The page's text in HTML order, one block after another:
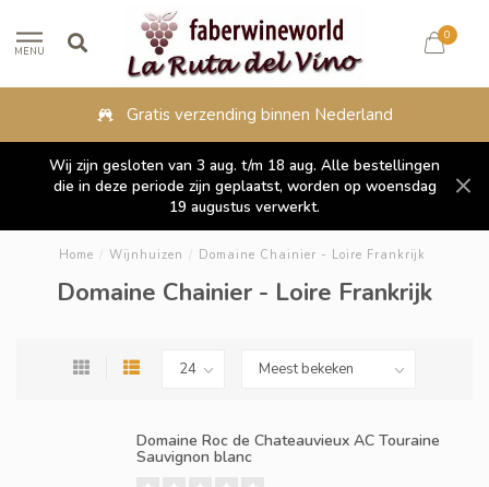
MENU
0
Gratis verzending binnen Nederland
Wij zijn gesloten van 3 aug. t/m 18 aug. Alle bestellingen
die in deze periode zijn geplaatst, worden op woensdag
19 augustus verwerkt.
Home / Wijnhuizen / Domaine Chainier - Loire Frankrijk
Domaine Chainier - Loire Frankrijk
Domaine Roc de Chateauvieux AC Touraine
Sauvignon blanc